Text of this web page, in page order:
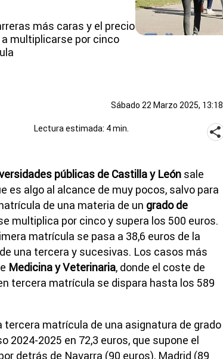
más caras y el precio
multiplicarse por cinco
Sábado 22 Marzo 2025, 13:18
Lectura estimada: 4 min.
públicas de Castilla y León sale
es algo al alcance de muy pocos, salvo para
de una materia de un grado de
multiplica por cinco y supera los 500 euros.
matrícula se pasa a 38,6 euros de la
una tercera y sucesivas. Los casos más
Medicina y Veterinaria, donde el coste de
tercera matrícula se dispara hasta los 589
tercera matrícula de una asignatura de grado
2024-2025 en 72,3 euros, que supone el
detrás de Navarra (90 euros), Madrid (89